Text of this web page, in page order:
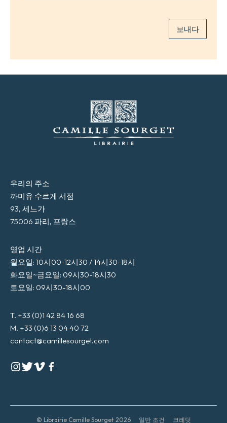
보내다
우리의 주소
까미유 수르게 서점
93, 세느가
75006 파리, 프랑스
영업 시간
월요일: 10시00-12시30 / 14시30-18시
화요일~금요일: 09시30-18시30
토요일: 09시30-18시00
T. +33 (0)1 42 84 16 68
M. +33 (0)6 13 04 40 72
contact@camillesourget.com
© Librairie Camille Sourget 2026 일반 조건 크레딧